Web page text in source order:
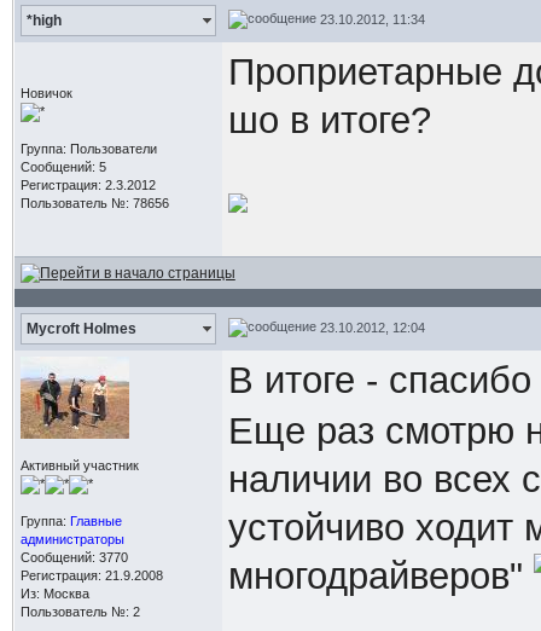
*high 23.10.2012, 11:34
Новичок
Группа: Пользователи
Сообщений: 5
Регистрация: 2.3.2012
Пользователь №: 78656
Проприетарные
шо в итоге?
Mycroft Holmes 23.10.2012, 12:04
Активный участник
Группа: Главные
администраторы
Сообщений: 3770
Регистрация: 21.9.2008
Из: Москва
Пользователь №: 2
В итоге -
Еще раз смотрю
наличии во всех
устойчиво
многодрайверов"